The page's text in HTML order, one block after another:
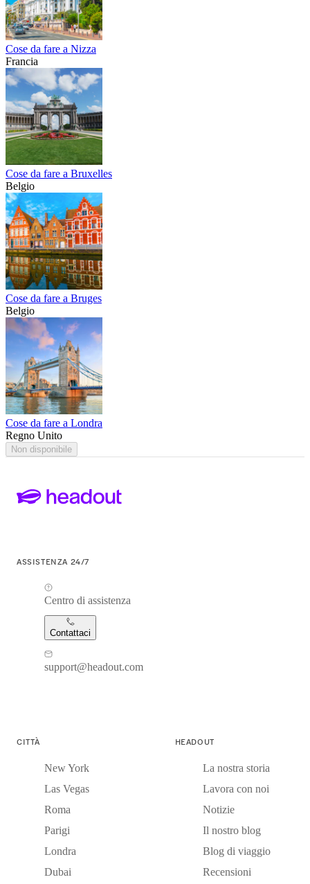
Cose da fare a Nizza
Francia
Cose da fare a Bruxelles
Belgio
Cose da fare a Bruges
Belgio
Cose da fare a Londra
Regno Unito
Non disponibile
ASSISTENZA 24/7
Centro di assistenza
Contattaci
support@headout.com
CITTÀ
New York
Las Vegas
Roma
Parigi
Londra
Dubai
HEADOUT
La nostra storia
Lavora con noi
Notizie
Il nostro blog
Blog di viaggio
Recensioni